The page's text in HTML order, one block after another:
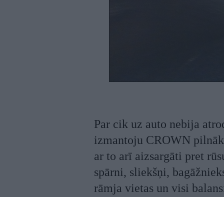
Par cik uz auto nebija
izmantoju CROWN
ar to arī aizsargāti pret
spārni, sliekšņi,
rāmja vietas un visi